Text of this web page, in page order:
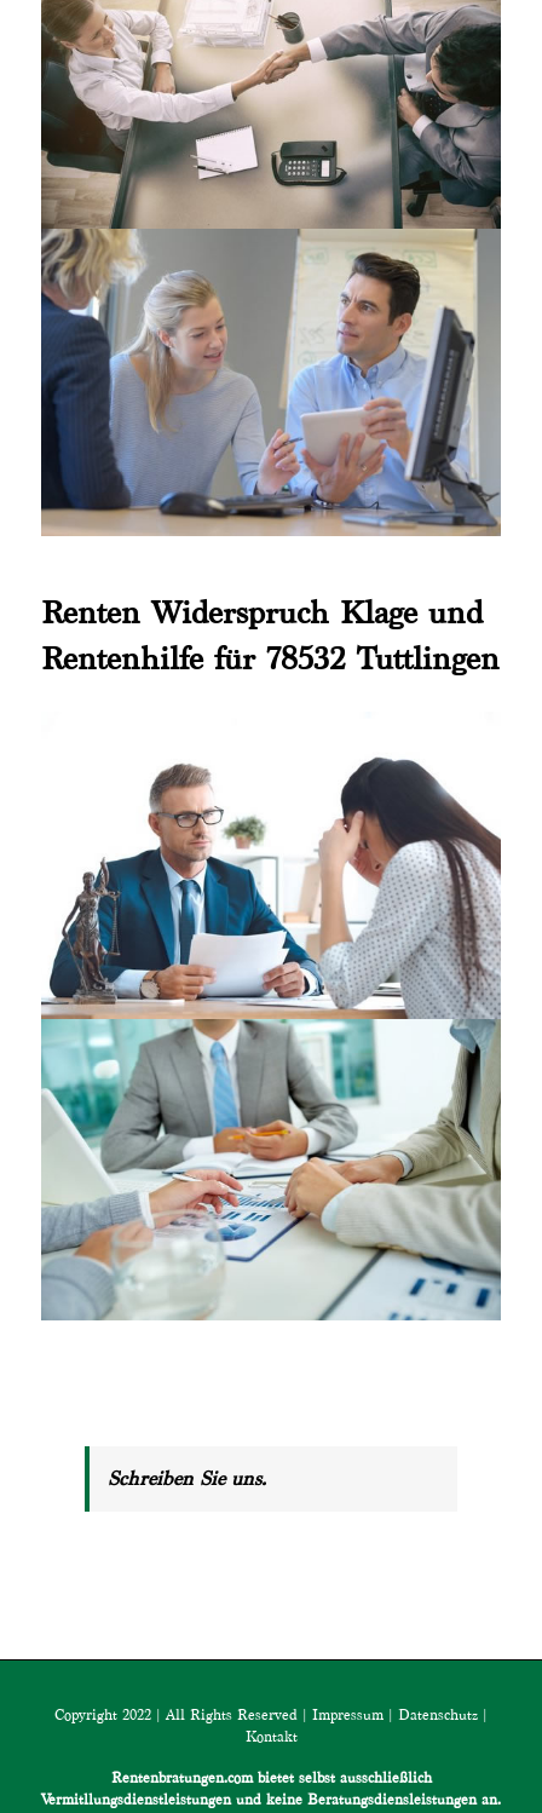
Renten Widerspruch Klage und
Rentenhilfe für 78532 Tuttlingen
Schreiben Sie uns.
Copyright 2022 | All Rights Reserved | Impressum | Datenschutz |
Kontakt
Rentenbratungen.com bietet selbst ausschließlich
Vermitllungsdienstleistungen und keine Beratungsdiensleistungen an.